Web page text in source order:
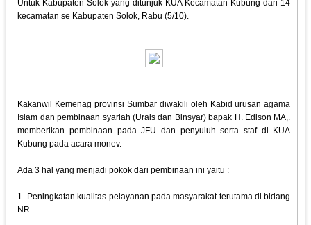
Untuk Kabupaten Solok yang ditunjuk KUA Kecamatan Kubung dari 14
kecamatan se Kabupaten Solok, Rabu (5/10).
Kakanwil Kemenag provinsi Sumbar diwakili oleh Kabid urusan agama
Islam dan pembinaan syariah (Urais dan Binsyar) bapak H. Edison MA,.
memberikan pembinaan pada JFU dan penyuluh serta staf di KUA
Kubung pada acara monev.
Ada 3 hal yang menjadi pokok dari pembinaan ini yaitu :
1. Peningkatan kualitas pelayanan pada masyarakat terutama di bidang
NR